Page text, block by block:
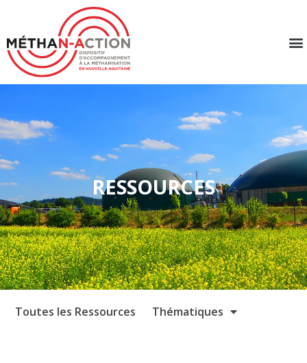
RESSOURCES
Toutes les Ressources Thématiques